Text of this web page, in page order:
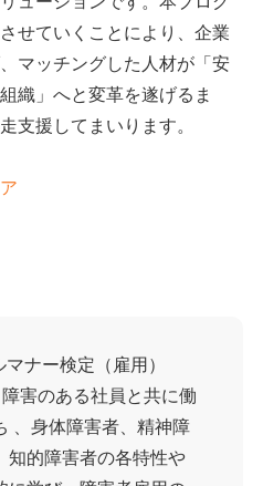
せていくことにより、企業
マッチングした人材が「安
織」へと変革を遂げるま
支援してまいります。
ナー検定（雇用）
障害のある社員と共に働
、身体障害者、精神障
知的障害者の各特性や